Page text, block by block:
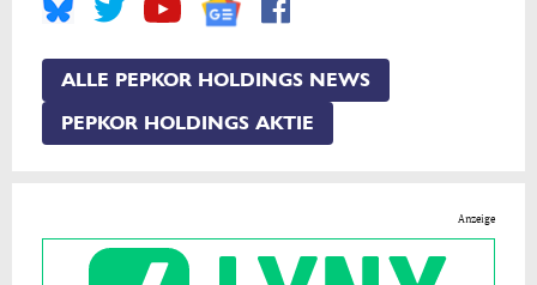
ALLE PEPKOR HOLDINGS NEWS
PEPKOR HOLDINGS AKTIE
Anzeige